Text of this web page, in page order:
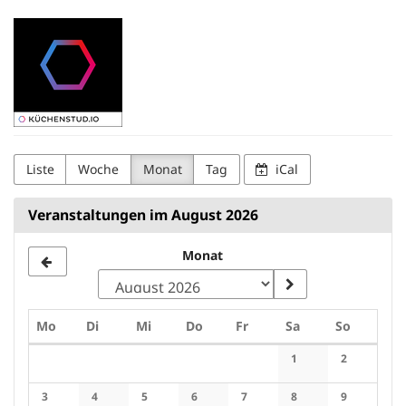
Zum
Inhalt
springen
Kuechenstud.io
Liste Woche Monat Tag iCal
Veranstaltungen im August 2026
Monat
Mo Montag
DiDienstag
MiMittwoch
Do Donnerstag
FrFreitagSaSamstag
So
1
Keine
2
Keine
3 4 5 6 7 8 9